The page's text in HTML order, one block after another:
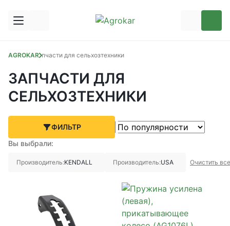
AGROKARЗапчасти для сельхозтехники
ЗАПЧАСТИ ДЛЯ
СЕЛЬХОЗТЕХНИКИ
ФИЛЬТР
Вы выбрали:
Производитель:KENDALL Производитель:USA Очистить